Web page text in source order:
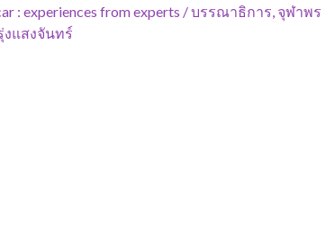
: experiences from experts / บรรณาธิการ, จุฬาพร
แสงจันทร์